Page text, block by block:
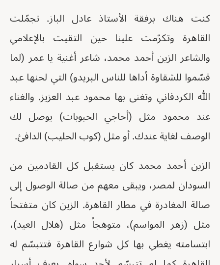
كنت هناك برفقة الأستاذ عادل الباز. تجمّلت
القاهرة وتكرّمت علينا حين التقيت بالإعلامي
والشاعر الزين أحمد محمد، شاعر أغنية يا عمر (لما
قسّموا للشقاوة أداها للناس البريدو) التي لحنها عبد
الله الكردفاني وتغنى بها محمود عبد العزيز. والغناء
عند محمود مثل (أحاجي الحبوبات) يوصل لك
الوصف لغاية عندك. أو مثل (كوب الحليب) الدافئ.
الزين أحمد محمد كان يستقبل كل القادمين من
السودان لمصر، ويبقى معهم من صالة الوصول إلى
صالة المغادرة في مطار القاهرة. الزين كان متفتحاً
مثل (زهر المواسم)، متوهجاً مثل (هلال العيد)،
ابتسامته يغطي بها كل شوارع القاهرة فتتبسّم له